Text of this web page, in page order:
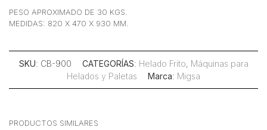
PESO APROXIMADO DE 30 KGS.
MEDIDAS: 820 X 470 X 930 MM.
SKU: CB-900 CATEGORÍAS: Helado Frito, Máquinas para
Helados y Paletas
Marca: Migsa
PRODUCTOS SIMILARES